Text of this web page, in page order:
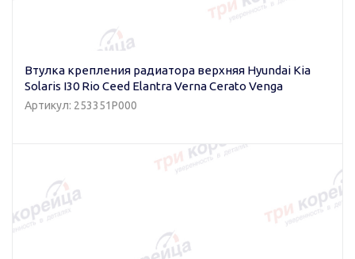
Втулка крепления радиатора верхняя Hyundai Kia
Solaris I30 Rio Ceed Elantra Verna Cerato Venga
Артикул: 253351P000